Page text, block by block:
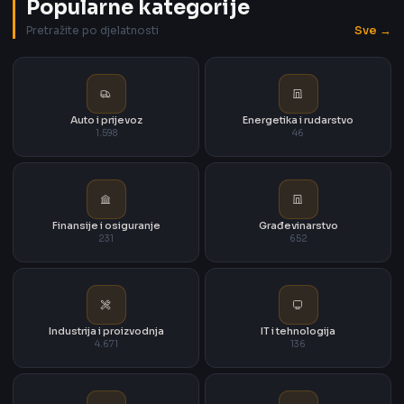
Popularne kategorije
Pretražite po djelatnosti Sve →
Auto i prijevoz
1.598
Energetika i rudarstvo
46
Finansije i osiguranje
231
Građevinarstvo
652
Industrija i proizvodnja
4.671
IT i tehnologija
136